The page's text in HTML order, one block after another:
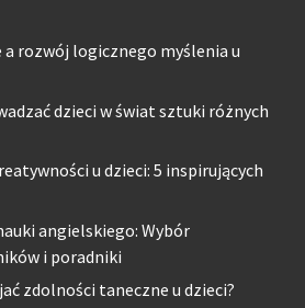
rozwój logicznego myślenia u
dzieci w świat sztuki różnych
u dzieci: 5 inspirujących
angielskiego: Wybór
i poradniki
zdolności taneczne u dzieci?